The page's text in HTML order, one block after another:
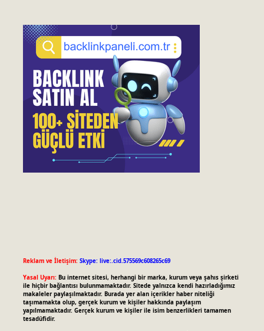
Reklam ve İletişim: Skype: live:.cid.575569c608265c69
Yasal Uyarı: Bu internet sitesi, herhangi bir marka, kurum veya şahıs şirketi
ile hiçbir bağlantısı bulunmamaktadır. Sitede yalnızca kendi hazırladığımız
makaleler paylaşılmaktadır. Burada yer alan içerikler haber niteliği
taşımamakta olup, gerçek kurum ve kişiler hakkında paylaşım
yapılmamaktadır. Gerçek kurum ve kişiler ile isim benzerlikleri tamamen
tesadüfidir.